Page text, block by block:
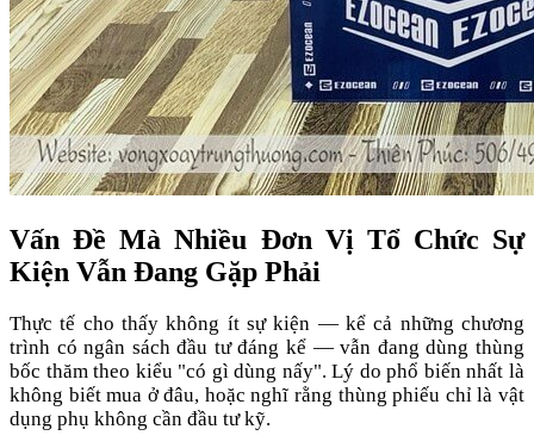
Vấn Đề Mà Nhiều Đơn Vị Tổ Chức Sự
Kiện Vẫn Đang Gặp Phải
Thực tế cho thấy không ít sự kiện — kể cả những chương
trình có ngân sách đầu tư đáng kể — vẫn đang dùng thùng
bốc thăm theo kiểu "có gì dùng nấy". Lý do phổ biến nhất là
không biết mua ở đâu, hoặc nghĩ rằng thùng phiếu chỉ là vật
dụng phụ không cần đầu tư kỹ.